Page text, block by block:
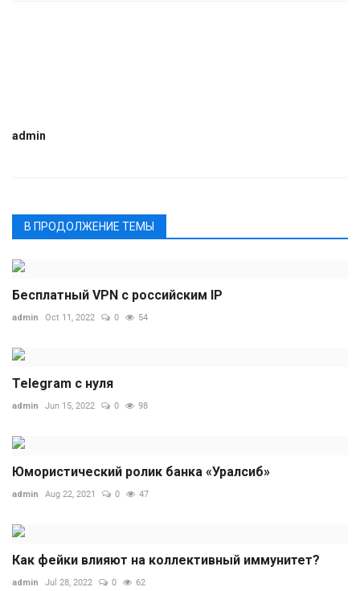
admin
В ПРОДОЛЖЕНИЕ ТЕМЫ
Бесплатный VPN с российским IP
admin Oct 11, 2022 0 54
Telegram с нуля
admin Jun 15, 2022 0 98
Юмористический ролик банка «Уралсиб»
admin Aug 22, 2021 0 47
Как фейки влияют на коллективный иммунитет?
admin Jul 28, 2022 0 62